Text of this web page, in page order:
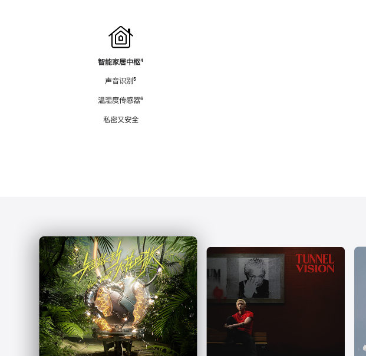
智能家居中枢脚
⁴
声音识别脚
⁵
温湿度传感器脚
⁶
私密又安全